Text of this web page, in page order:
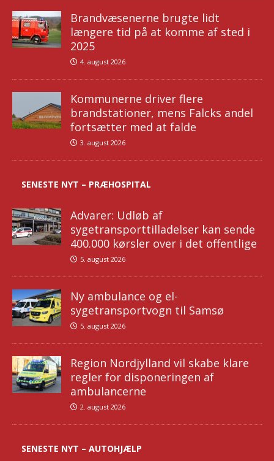
Brandvæsenerne brugte lidt
længere tid på at komme af sted i
2025
4. august 2026
Kommunerne driver flere
brandstationer, mens Falcks andel
fortsætter med at falde
3. august 2026
SENESTE NYT – PRÆHOSPITAL
Advarer: Udløb af
sygetransporttilladelser kan sende
400.000 kørsler over i det offentlige
5. august 2026
Ny ambulance og el-
sygetransportvogn til Samsø
5. august 2026
Region Nordjylland vil skabe klare
regler for disponeringen af
ambulancerne
2. august 2026
SENESTE NYT – AUTOHJÆLP